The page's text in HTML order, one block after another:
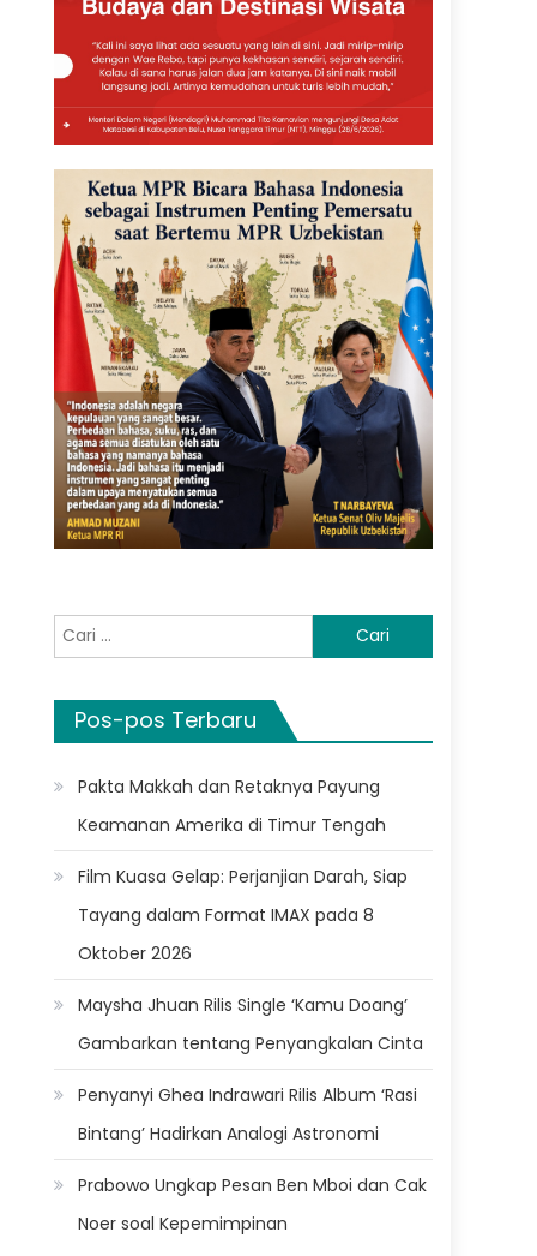
Cari
untuk:
Pos-pos Terbaru
Pakta Makkah dan Retaknya Payung
Keamanan Amerika di Timur Tengah
Film Kuasa Gelap: Perjanjian Darah, Siap
Tayang dalam Format IMAX pada 8
Oktober 2026
Maysha Jhuan Rilis Single ‘Kamu Doang’
Gambarkan tentang Penyangkalan Cinta
Penyanyi Ghea Indrawari Rilis Album ‘Rasi
Bintang’ Hadirkan Analogi Astronomi
Prabowo Ungkap Pesan Ben Mboi dan Cak
Noer soal Kepemimpinan